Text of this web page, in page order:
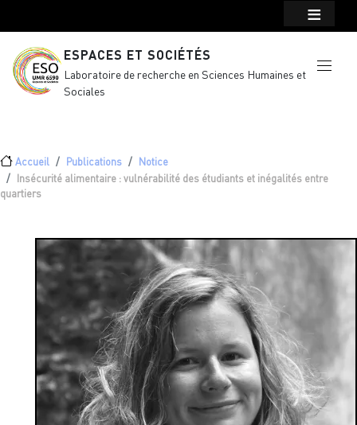
ESPACES ET SOCIÉTÉS
Laboratoire de recherche en Sciences Humaines et
Sociales
Fil d'Ariane
Accueil Publications
Notice
Insécurité alimentaire : vulnérabilité des étudiants et inégalités entre
quartiers